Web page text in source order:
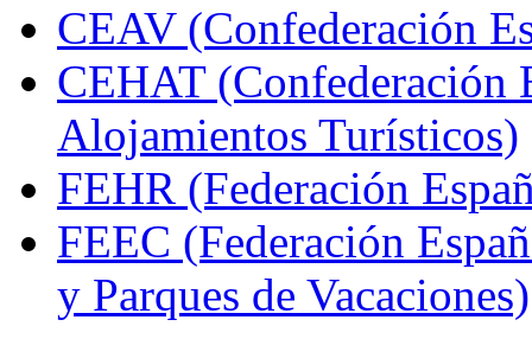
CEAV (Confederación
CEHAT (Confederación
Alojamientos Turísticos)
FEHR (Federación
FEEC (Federación
y Parques de Vacaciones)